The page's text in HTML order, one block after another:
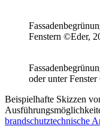
Fenstern ©Eder,
oder unter
Beispielhafte Skizzen
brandschutztechnische